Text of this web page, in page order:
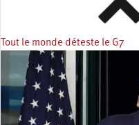
Tout le monde déteste le G7